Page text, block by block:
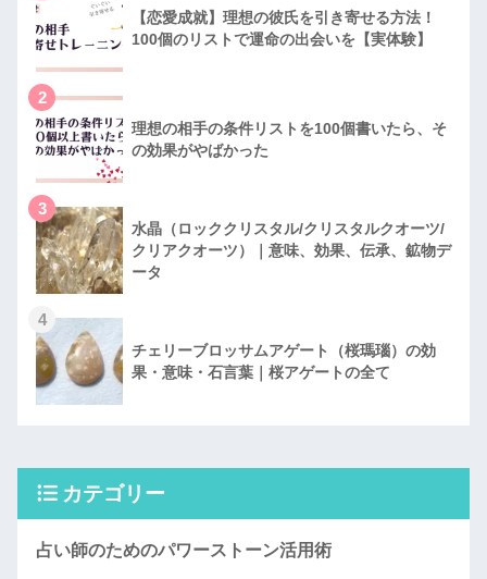
【恋愛成就】理想の彼氏を引き寄せる方法！
100個のリストで運命の出会いを【実体験】
2
理想の相手の条件リストを100個書いたら、そ
の効果がやばかった
3
水晶（ロッククリスタル/クリスタルクオーツ/
クリアクオーツ）｜意味、効果、伝承、鉱物デ
ータ
4
チェリーブロッサムアゲート（桜瑪瑙）の効
果・意味・石言葉｜桜アゲートの全て
カテゴリー
占い師のためのパワーストーン活用術